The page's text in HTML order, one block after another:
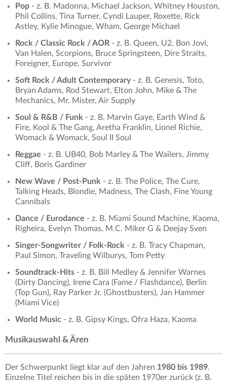
Pop - z. B. Madonna, Michael Jackson, Whitney Houston,
Phil Collins, Tina Turner, Cyndi Lauper, Roxette, Rick
Astley, Kylie Minogue, Wham, George Michael
Rock / Classic Rock / AOR - z. B. Queen, U2, Bon Jovi,
Van Halen, Scorpions, Bruce Springsteen, Dire Straits,
Foreigner, Europe, Survivor
Soft Rock / Adult Contemporary - z. B. Genesis, Toto,
Bryan Adams, Rod Stewart, Elton John, Mike & The
Mechanics, Mr. Mister, Air Supply
Soul & R&B / Funk - z. B. Marvin Gaye, Earth Wind &
Fire, Kool & The Gang, Aretha Franklin, Lionel Richie,
Womack & Womack, Soul II Soul
Reggae - z. B. UB40, Bob Marley & The Wailers, Jimmy
Cliff, Boris Gardiner
New Wave / Post-Punk - z. B. The Police, The Cure,
Talking Heads, Blondie, Madness, The Clash, Fine Young
Cannibals
Dance / Eurodance - z. B. Miami Sound Machine, Kaoma,
Righeira, Evelyn Thomas, M.C. Miker G & Deejay Sven
Singer-Songwriter / Folk-Rock - z. B. Tracy Chapman,
Paul Simon, Traveling Wilburys, Tom Petty
Soundtrack-Hits - z. B. Bill Medley & Jennifer Warnes
(Dirty Dancing), Irene Cara (Fame / Flashdance), Berlin
(Top Gun), Ray Parker Jr. (Ghostbusters), Jan Hammer
(Miami Vice)
World Music - z. B. Gipsy Kings, Ofra Haza, Kaoma
Musikauswahl & Ären
Der Schwerpunkt liegt klar auf den Jahren 1980 bis 1989.
Einzelne Titel reichen bis in die späten 1970er zurück (z. B.